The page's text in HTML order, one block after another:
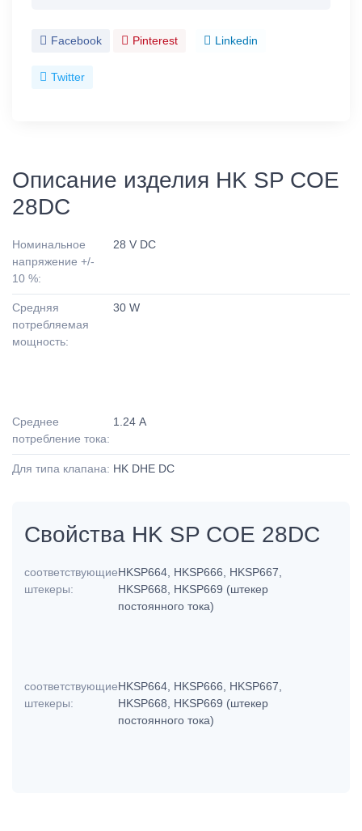
Facebook Pinterest Linkedin
Twitter
Описание изделия HK SP COE
28DC
Номинальное
напряжение +/-
10 %:
28 V DC
Средняя
потребляемая
мощность:
30 W
Среднее
потребление тока:
1.24 A
Для типа клапана: HK DHE DC
Свойства HK SP COE 28DC
соответствующие
штекеры:
HKSP664, HKSP666, HKSP667,
HKSP668, HKSP669 (штекер
постоянного тока)
соответствующие
штекеры:
HKSP664, HKSP666, HKSP667,
HKSP668, HKSP669 (штекер
постоянного тока)